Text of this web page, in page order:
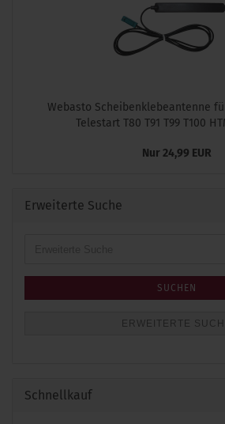
Webasto Scheibenklebeantenne
Telestart T80 T91 T99 T100
Nur 24,99 EUR
Erweiterte Suche
SUCHEN
ERWEITERTE
Schnellkauf